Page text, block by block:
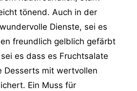
tönend. Auch in der
Dienste, sei es
freundlich gelblich gefärbt
es dass es Fruchtsalate
Desserts mit wertvollen
Ein Muss für